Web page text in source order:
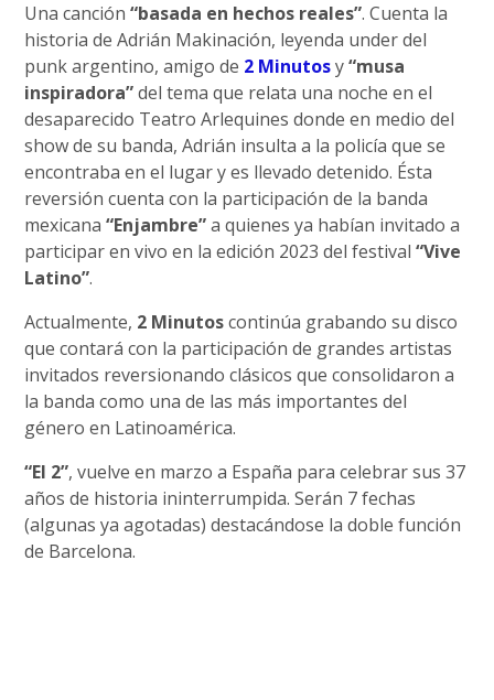
Una canción“basada en hechos reales”. Cuenta la
historia de Adrián Makinación, leyenda under del
punk argentino, amigo de 2 Minutosy“musa
inspiradora”del tema que relata una noche en el
desaparecido Teatro Arlequines donde en medio del
show de su banda, Adrián insulta a la policía que se
encontraba en el lugar y es llevado detenido. Ésta
reversión cuenta con la participación de la banda
mexicana“Enjambre”a quienes ya habían invitado a
participar en vivo en la edición 2023 del festival“Vive
Latino”.
Actualmente, 2 Minutoscontinúa grabando su disco
que contará con la participación de grandes artistas
invitados reversionando clásicos que consolidaron a
la banda como una de las más importantes del
género en Latinoamérica.
“El 2”, vuelve en marzo a España para celebrar sus 37
años de historia ininterrumpida. Serán 7 fechas
(algunas ya agotadas) destacándose la doble función
de Barcelona.